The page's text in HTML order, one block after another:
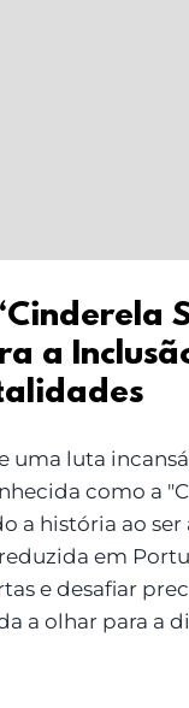
a
uma luta
como a
a história ao
em
e desafiar
a olhar para a